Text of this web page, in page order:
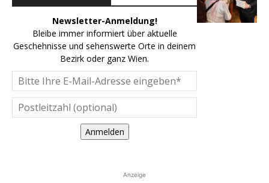
Newsletter-Anmeldung!
Bleibe immer informiert über aktuelle
Geschehnisse und sehenswerte Orte in deinem
Bezirk oder ganz Wien.
Anmelden
Anzeige